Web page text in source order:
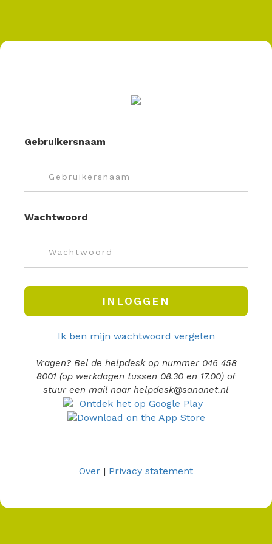
Gebruikersnaam
Wachtwoord
Ik ben mijn wachtwoord vergeten
Vragen? Bel de helpdesk op nummer 046 458
8001 (op werkdagen tussen 08.30 en 17.00) of
stuur een mail naar helpdesk@sananet.nl
Over | Privacy statement